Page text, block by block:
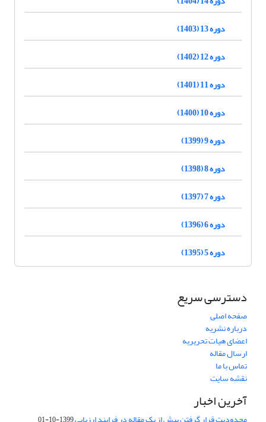
دوره 13 (1403)
دوره 12 (1402)
دوره 11 (1401)
دوره 10 (1400)
دوره 9 (1399)
دوره 8 (1398)
دوره 7 (1397)
دوره 6 (1396)
دوره 5 (1395)
دسترسی سریع
صفحه اصلی
درباره نشریه
اعضای هیات تحریریه
ارسال مقاله
تماس با ما
نقشه سایت
آخرین اخبار